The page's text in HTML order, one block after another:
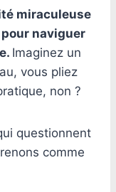
miraculeuse
pour naviguer
Imaginez un
vous pliez
non ?
questionnent
comme